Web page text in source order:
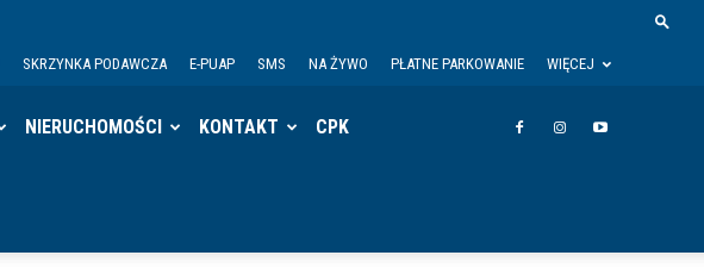
SKRZYNKA PODAWCZA E-PUAP SMS NA ŻYWO PŁATNE PARKOWANIE WIĘCEJ
NIERUCHOMOŚCI KONTAKT CPK